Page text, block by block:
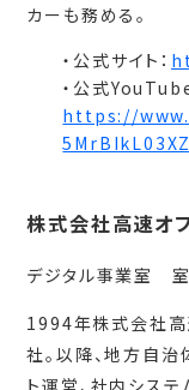
カーも務める。
・公式サイト：
・公式YouTube
https://
株式会社高速オ
デジタル事業室
1994年株式会社高
社。以降、地方自
ト運営、社内システ